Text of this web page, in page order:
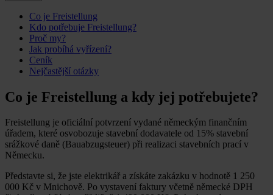
Co je Freistellung
Kdo potřebuje Freistellung?
Proč my?
Jak probíhá vyřízení?
Ceník
Nejčastější otázky
Co je Freistellung a kdy jej potřebujete?
Freistellung je oficiální potvrzení vydané německým finančním
úřadem, které osvobozuje stavební dodavatele od 15% stavební
srážkové daně (Bauabzugsteuer) při realizaci stavebních prací v
Německu.
Představte si, že jste elektrikář a získáte zakázku v hodnotě 1 250
000 Kč v Mnichově. Po vystavení faktury včetně německé DPH